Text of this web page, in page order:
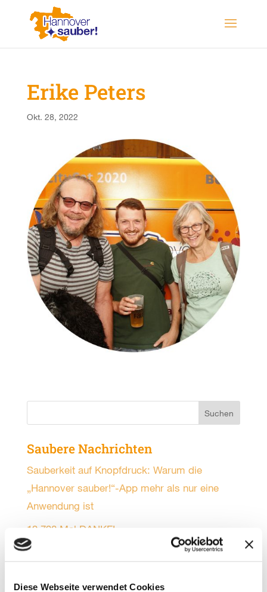
Diese Webseite verwendet Cookies
Erike Peters
Okt. 28, 2022
Saubere Nachrichten
Sauberkeit auf Knopfdruck: Warum die
„Hannover sauber!“-App mehr als nur eine
Anwendung ist
12.798 Mal DANKE!
Sonne, gute Laune und volle Müllsäcke beim